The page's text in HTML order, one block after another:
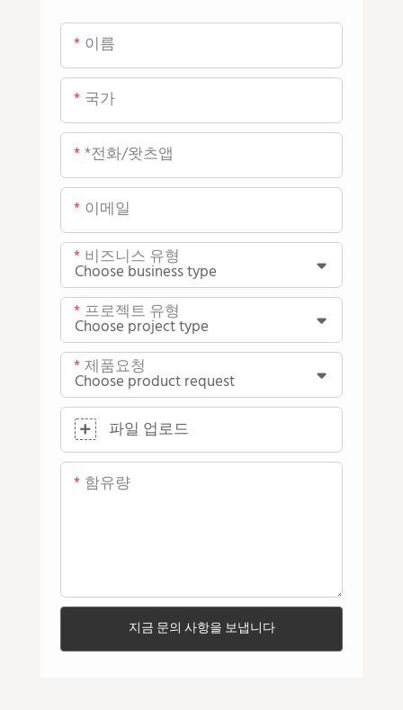
이름
국가
*전화/왓츠앱
이메일
비즈니스 유형
프로젝트 유형
제품요청
파일 업로드
함유량
지금 문의 사항을 보냅니다